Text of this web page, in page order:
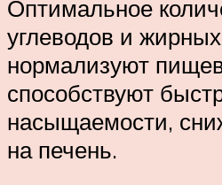
Оптимальное
углеводов и
нормализуют
способствуют
насыщаемости,
на печень.